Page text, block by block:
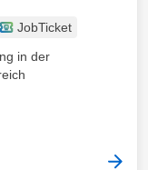
JobTicket
in der